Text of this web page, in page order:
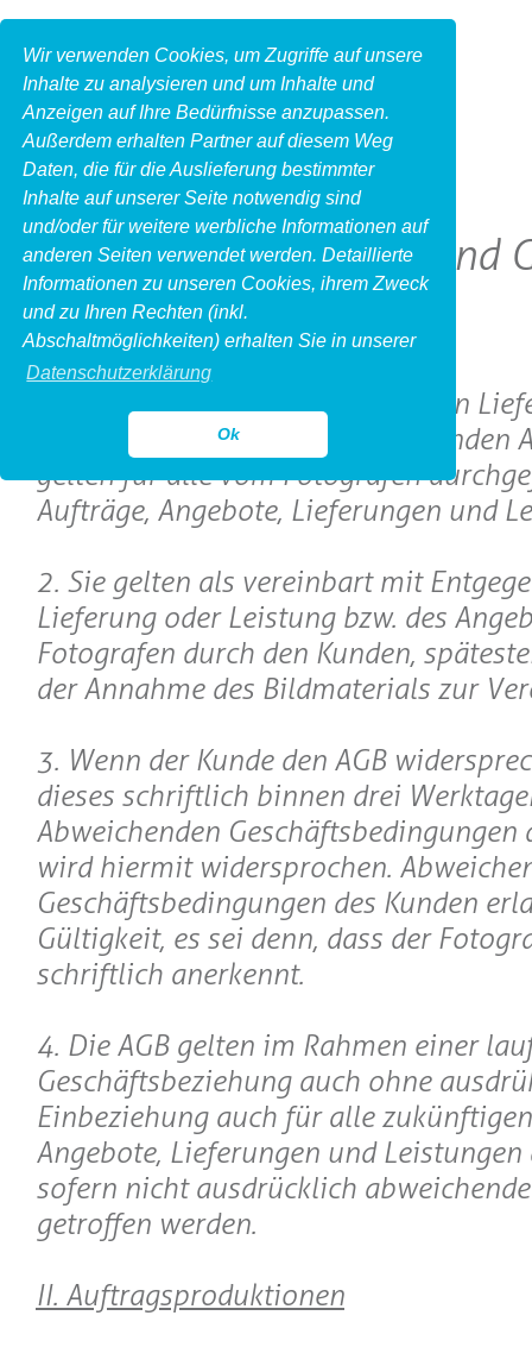
Wir verwenden Cookies, um Zugriffe auf unsere
Inhalte zu analysieren und um Inhalte und
Anzeigen auf Ihre Bedürfnisse anzupassen.
Außerdem erhalten Partner auf diesem Weg
Daten, die für die Auslieferung bestimmter
Inhalte auf unserer Seite notwendig sind
und/oder für weitere werbliche Informationen auf
anderen Seiten verwendet werden. Detaillierte
Informationen zu unseren Cookies, ihrem Zweck
und zu Ihren Rechten (inkl.
Abschaltmöglichkeiten) erhalten Sie in unserer
Datenschutzerklärung
Ok
Allgemeine Liefer- und
I. Geltung
1. Die nachfolgenden allgemeinen
Geschäftsbedingungen (im folgenden
gelten für alle vom Fotografen
Aufträge, Angebote, Lieferungen und
2. Sie gelten als vereinbart mit
Lieferung oder Leistung bzw. des
Fotografen durch den Kunden,
der Annahme des Bildmaterials zur
3. Wenn der Kunde den AGB
dieses schriftlich binnen drei
Abweichenden Geschäftsbedingungen
wird hiermit widersprochen.
Geschäftsbedingungen des Kunden
Gültigkeit, es sei denn, dass der
schriftlich anerkennt.
4. Die AGB gelten im Rahmen einer
Geschäftsbeziehung auch ohne
Einbeziehung auch für alle
Angebote, Lieferungen und Leistungen
sofern nicht ausdrücklich
getroffen werden.
II. Auftragsproduktionen